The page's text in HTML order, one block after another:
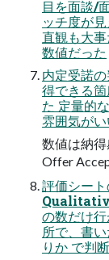
目を面談/
ッチ度が
直観も大
数値だった
内定受諾
得できる
た 定量的
雰囲気が
数値は納
Offer
評価シー
の数だけ
所で、書
りか で判断